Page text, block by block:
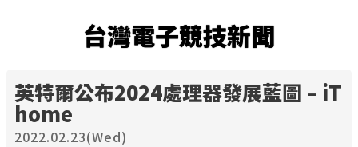
台灣電子競技新聞
英特爾公布2024處理器發展藍圖 – iT
home
2022.02.23(Wed)